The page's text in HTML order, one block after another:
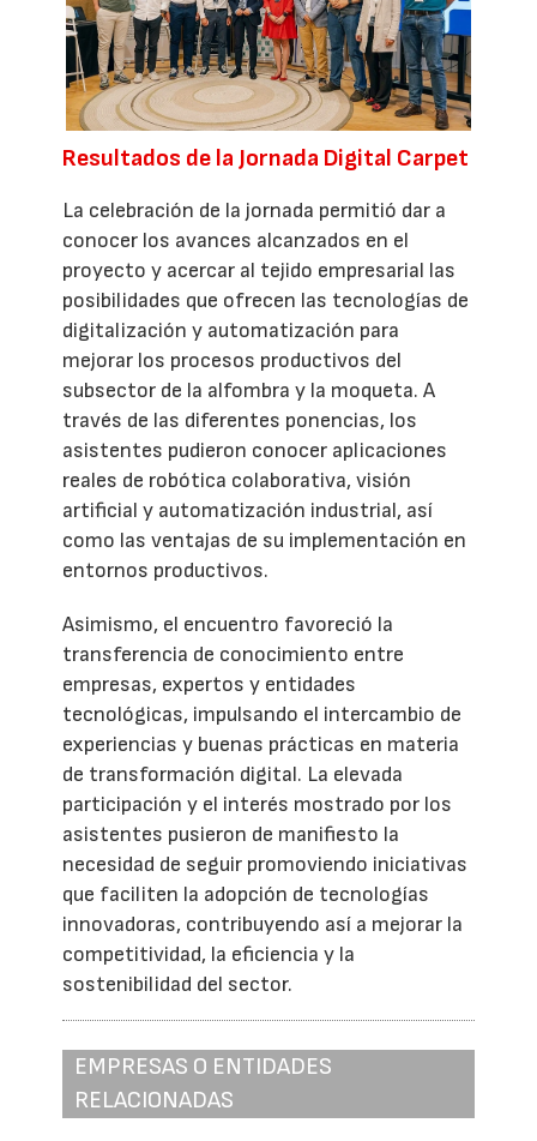
Resultados de la Jornada Digital Carpet
La celebración de la jornada permitió dar a
conocer los avances alcanzados en el
proyecto y acercar al tejido empresarial las
posibilidades que ofrecen las tecnologías de
digitalización y automatización para
mejorar los procesos productivos del
subsector de la alfombra y la moqueta. A
través de las diferentes ponencias, los
asistentes pudieron conocer aplicaciones
reales de robótica colaborativa, visión
artificial y automatización industrial, así
como las ventajas de su implementación en
entornos productivos.
Asimismo, el encuentro favoreció la
transferencia de conocimiento entre
empresas, expertos y entidades
tecnológicas, impulsando el intercambio de
experiencias y buenas prácticas en materia
de transformación digital. La elevada
participación y el interés mostrado por los
asistentes pusieron de manifiesto la
necesidad de seguir promoviendo iniciativas
que faciliten la adopción de tecnologías
innovadoras, contribuyendo así a mejorar la
competitividad, la eficiencia y la
sostenibilidad del sector.
EMPRESAS O ENTIDADES
RELACIONADAS